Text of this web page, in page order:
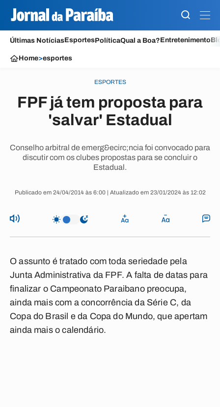
Últimas NotíciasEsportesPolíticaQual a Boa?Entretenimento
Home>esportes
ESPORTES
FPF já tem proposta para
'salvar' Estadual
Conselho arbitral de emerg&ecirc;ncia foi convocado para
discutir com os clubes propostas para se concluir o
Estadual.
Publicado em 24/04/2014 às 6:00 | Atualizado em 23/01/2024 às 12:02
O assunto é tratado com toda seriedade pela
Junta Administrativa da FPF. A falta de datas para
finalizar o Campeonato Paraibano preocupa,
ainda mais com a concorrência da Série C, da
Copa do Brasil e da Copa do Mundo, que apertam
ainda mais o calendário.